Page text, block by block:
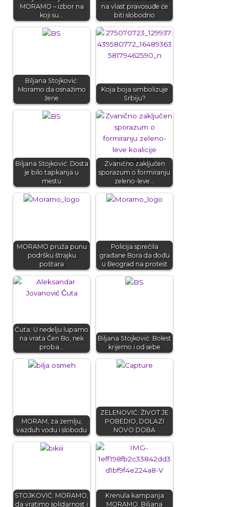
MORAMO – izbor na
koji su…
na vlast pravosuđe će
biti slobodno
Biljana Stojković:
Moramo da osnažimo
žene
Koja boja simbolizuje
Srbiju?
Biljana Stojković: Dosta
je bilo tapkanja u
mestu
Zvanično zaključen
sporazum o formiranju
zeleno-leve…
MORAMO pruža punu
podršku štrajku
poštara
Policija sprečila
građane Bora da dođu
u Beograd na protest
Ćuta: U nedelju lupamo
na vrata Čen Bo, nek
proba…
Biljana Stojković: Bolest
krijemo i od sebe
MORAM, za zemlju,
vazduh vodu i slobodu
ZELENOVIĆ: ŽIVOT JE
POBEDIO, DOLAZI
NOVO DOBA
STOJKOVIĆ: MORAMO,
da vratimo solidarnost i
Krenula kampanja
MORAMO, Biljana